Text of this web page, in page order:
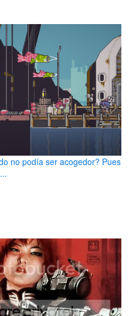
no podía ser acogedor? Pues